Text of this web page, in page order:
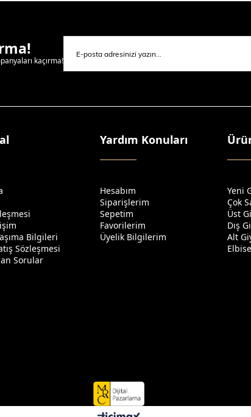
kaçırma!
Bilgileri
Sözleşmesi
Sorular
Yardım Konuları
Hesabım
Siparişlerim
Sepetim
Favorilerim
Üyelik Bilgilerim
Yeni
Çok
Üst
Dış
Alt
Elbise